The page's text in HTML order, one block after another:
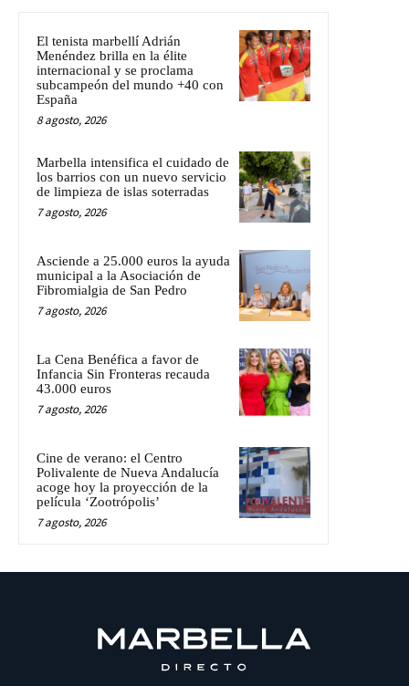
El tenista marbellí Adrián
Menéndez brilla en la élite
internacional y se proclama
subcampeón del mundo +40 con
España
8 agosto, 2026
Marbella intensifica el cuidado de
los barrios con un nuevo servicio
de limpieza de islas soterradas
7 agosto, 2026
Asciende a 25.000 euros la ayuda
municipal a la Asociación de
Fibromialgia de San Pedro
7 agosto, 2026
La Cena Benéfica a favor de
Infancia Sin Fronteras recauda
43.000 euros
7 agosto, 2026
Cine de verano: el Centro
Polivalente de Nueva Andalucía
acoge hoy la proyección de la
película ‘Zootrópolis’
7 agosto, 2026